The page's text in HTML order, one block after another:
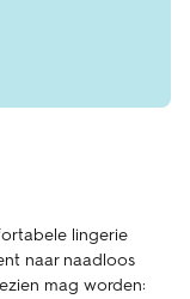
lingerie
naar naadloos
mag worden: